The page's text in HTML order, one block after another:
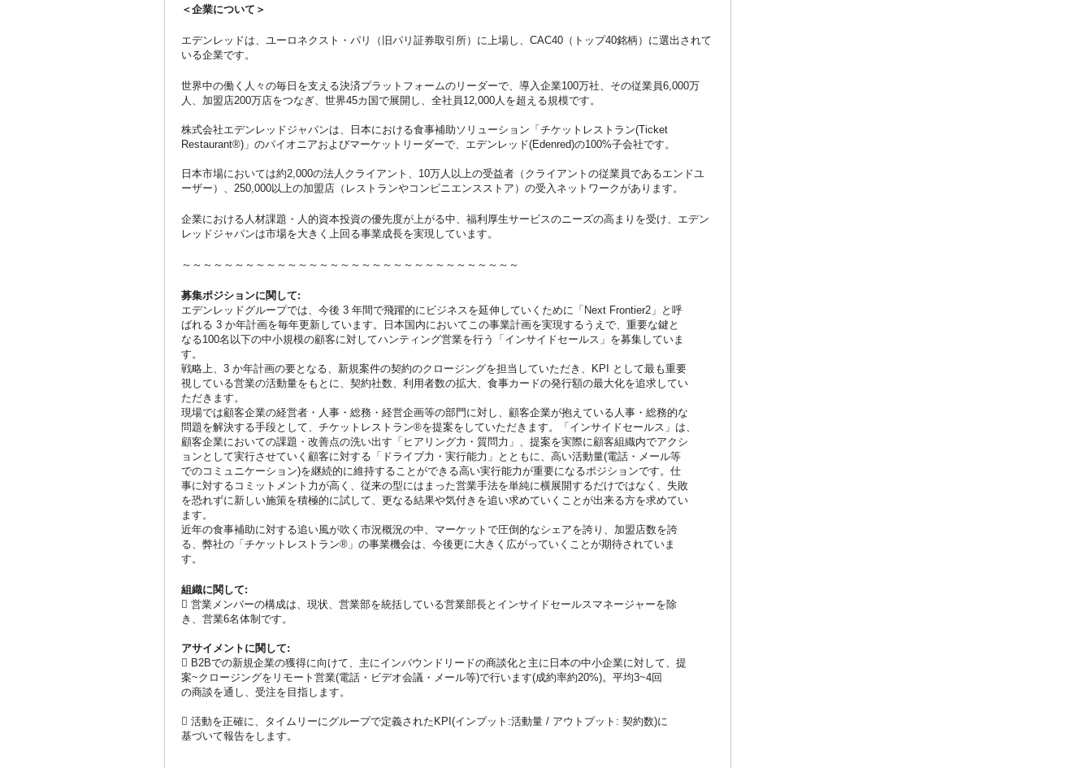
＜企業について＞
エデンレッドは、ユーロネクスト・パリ（旧パリ証券取引所）に上場し、CAC40（トップ40銘柄）に選出されて
いる企業です。
世界中の働く人々の毎日を支える決済プラットフォームのリーダーで、導入企業100万社、その従業員6,000万
人、加盟店200万店をつなぎ、世界45カ国で展開し、全社員12,000人を超える規模です。
株式会社エデンレッドジャパンは、日本における食事補助ソリューション「チケットレストラン(Ticket
Restaurant®)」のパイオニアおよびマーケットリーダーで、エデンレッド(Edenred)の100%子会社です。
日本市場においては約2,000の法人クライアント、10万人以上の受益者（クライアントの従業員であるエンドユ
ーザー）、250,000以上の加盟店（レストランやコンビニエンスストア）の受入ネットワークがあります。
企業における人材課題・人的資本投資の優先度が上がる中、福利厚生サービスのニーズの高まりを受け、エデン
レッドジャパンは市場を大きく上回る事業成長を実現しています。
～～～～～～～～～～～～～～～～～～～～～～～～～～～～～～～～
募集ポジションに関して:
エデンレッドグループでは、今後 3 年間で飛躍的にビジネスを延伸していくために「Next Frontier2」と呼
ばれる 3 か年計画を毎年更新しています。日本国内においてこの事業計画を実現するうえで、重要な鍵と
なる100名以下の中小規模の顧客に対してハンティング営業を行う「インサイドセールス」を募集していま
す。
戦略上、3 か年計画の要となる、新規案件の契約のクロージングを担当していただき、KPI として最も重要
視している営業の活動量をもとに、契約社数、利用者数の拡大、食事カードの発行額の最大化を追求してい
ただきます。
現場では顧客企業の経営者・人事・総務・経営企画等の部門に対し、顧客企業が抱えている人事・総務的な
問題を解決する手段として、チケットレストラン®を提案をしていただきます。「インサイドセールス」は、
顧客企業においての課題・改善点の洗い出す「ヒアリング力・質問力」、提案を実際に顧客組織内でアクシ
ョンとして実行させていく顧客に対する「ドライブ力・実行能力」とともに、高い活動量(電話・メール等
でのコミュニケーション)を継続的に維持することができる高い実行能力が重要になるポジションです。仕
事に対するコミットメント力が高く、従来の型にはまった営業手法を単純に横展開するだけではなく、失敗
を恐れずに新しい施策を積極的に試して、更なる結果や気付きを追い求めていくことが出来る方を求めてい
ます。
近年の食事補助に対する追い風が吹く市況概況の中、マーケットで圧倒的なシェアを誇り、加盟店数を誇
る、弊社の「チケットレストラン®」の事業機会は、今後更に大きく広がっていくことが期待されていま
す。
組織に関して:
 営業メンバーの構成は、現状、営業部を統括している営業部長とインサイドセールスマネージャーを除
き、営業6名体制です。
アサイメントに関して:
 B2Bでの新規企業の獲得に向けて、主にインバウンドリードの商談化と主に日本の中小企業に対して、提
案~クロージングをリモート営業(電話・ビデオ会議・メール等)で行います(成約率約20%)。平均3~4回
の商談を通し、受注を目指します。
 活動を正確に、タイムリーにグループで定義されたKPI(インプット:活動量 / アウトプット: 契約数)に
基づいて報告をします。